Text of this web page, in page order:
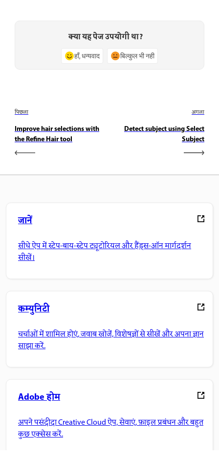
क्या यह पेज उपयोगी था?
हाँ, धन्यवाद बिल्कुल भी नहीं
पिछला
Improve hair selections with
the Refine Hair tool
अगला
Detect subject using Select
Subject
जानें
सीधे ऐप में स्टेप-बाय-स्टेप ट्यूटोरियल और हैंड्स-ऑन मार्गदर्शन
सीखें।
कम्युनिटी
चर्चाओं में शामिल होएं, जवाब खोजें, विशेषज्ञों से सीखें और अपना ज्ञान
साझा करें.
Adobe होम
अपने पसंदीदा Creative Cloud ऐप, सेवाएं, फ़ाइल प्रबंधन और बहुत
कुछ एक्सेस करें.